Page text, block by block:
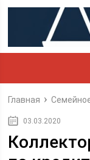
Главная
03.03.2020